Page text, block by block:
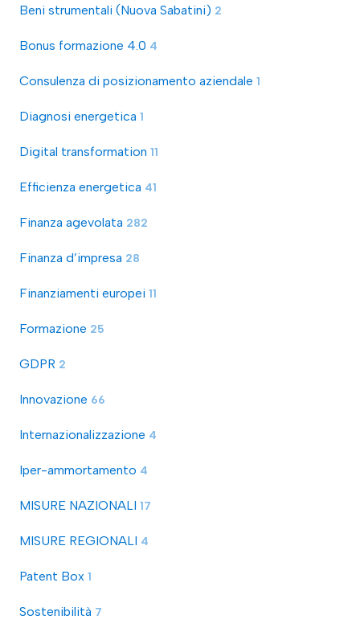
Beni strumentali (Nuova Sabatini) 2
Bonus formazione 4.0 4
Consulenza di posizionamento aziendale 1
Diagnosi energetica 1
Digital transformation 11
Efficienza energetica 41
Finanza agevolata 282
Finanza d’impresa 28
Finanziamenti europei 11
Formazione 25
GDPR 2
Innovazione 66
Internazionalizzazione 4
Iper-ammortamento 4
MISURE NAZIONALI 17
MISURE REGIONALI 4
Patent Box 1
Sostenibilità 7